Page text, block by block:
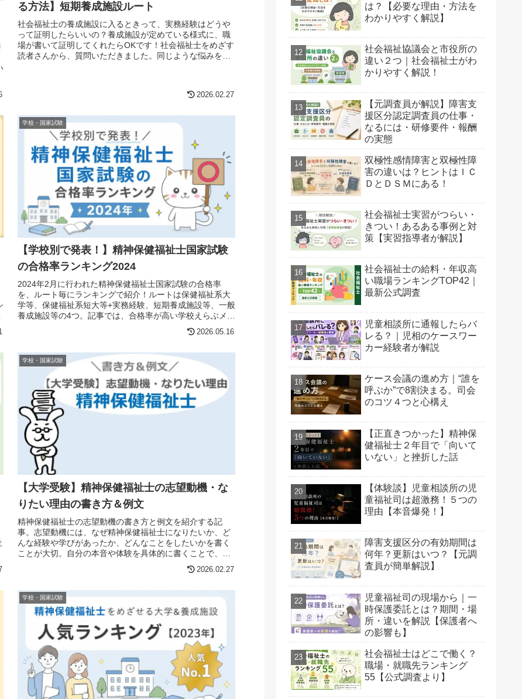
る方法】短期養成施設ルート
社会福祉士の養成施設に入るときって、実務経験はどうや
って証明したらいいの？養成施設が定めている様式に、職
場が書いて証明してくれたらOKです！社会福祉士をめざす
読者さんから、質問いただきました。同じような悩みを抱
2026.02.27
学校・国家試験
【学校別で発表！】精神保健福祉士国家試験
の合格率ランキング2024
2024年2月に行われた精神保健福祉士国家試験の合格率
を、ルート毎にランキングで紹介！ルートは保健福祉系大
学等、保健福祉系短大等+実務経験、短期養成施設等、一般
養成施設等の4つ。記事では、合格率が高い学校えらぶメリ
2026.05.16
学校・国家試験
【大学受験】精神保健福祉士の志望動機・な
りたい理由の書き方＆例文
精神保健福祉士の志望動機の書き方と例文を紹介する記
事。志望動機には、なぜ精神保健福祉士になりたいか、ど
んな経験や学びがあったか、どんなことをしたいかを書く
ことが大切。自分の本音や体験を具体的に書くことで、質
問されても慌てず答えられる志望動機になる。
2026.02.27
学校・国家試験
は？【必要な理由・方法を
わかりやすく解説】
社会福祉協議会と市役所の
違い２つ｜社会福祉士がわ
かりやすく解説！
【元調査員が解説】障害支
援区分認定調査員の仕事・
なるには・研修要件・報酬
の実態
双極性感情障害と双極性障
害の違いは？ヒントはＩＣ
ＤとＤＳＭにある！
社会福祉士実習がつらい・
きつい！あるある事例と対
策【実習指導者が解説】
社会福祉士の給料・年収高
い職場ランキングTOP42｜
最新公式調査
児童相談所に通報したらバ
レる？｜児相のケースワー
カー経験者が解説
ケース会議の進め方｜“誰を
呼ぶか”で8割決まる。司会
のコツ４つと心構え
【正直きつかった】精神保
健福祉士２年目で「向いて
いない」と挫折した話
【体験談】児童相談所の児
童福祉司は超激務！５つの
理由【本音爆発！】
障害支援区分の有効期間は
何年？更新はいつ？【元調
査員が簡単解説】
児童福祉司の現場から｜一
時保護委託とは？期間・場
所・違いを解説【保護者へ
の影響も】
社会福祉士はどこで働く？
職場・就職先ランキング
55【公式調査より】